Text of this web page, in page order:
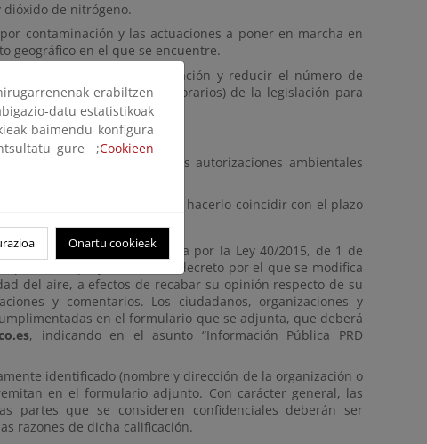
de nitrógeno.
contaminación y las actuaciones a poner en marcha en
geográfico en el que se encuentre.
establecido en la legislación y reducir el número de
(diarios, horarios u 8-horarios) de la legislación para
adoptadas sobre las autorizaciones ambientales
ambientales integradas para hacerlo coincidir con el plazo
27 de noviembre, modificada por la Ley 40/2015, de 1 de
público el proyecto de real decreto por el que se modifica
del aire, a efectos de recabar su opinión respecto de su
y comentarios. Los ciudadanos, organizaciones y
en el formulario que se adjunta, que deberá
, indicando en el asunto “Información Pública PRD
identificado (nombre y dirección de la organización o
en el formulario adjunto. Con carácter general, las
partes que se consideren confidenciales deberán ser
razones de dicha calificación.
erabiltzen
datu estatistikoak
baimendu konfigura
gure ;Cookieen
Onartu cookieak